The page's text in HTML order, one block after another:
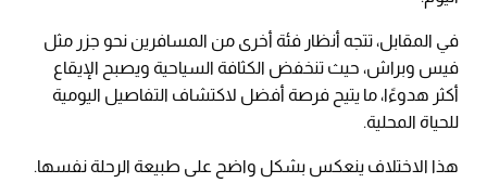
في المقابل، تتجه أنظار فئة أخرى من المسافرين نحو جزر مثل
فيس وبراش، حيث تنخفض الكثافة السياحية ويصبح الإيقاع
أكثر هدوءًا، ما يتيح فرصة أفضل لاكتشاف التفاصيل اليومية
للحياة المحلية.
هذا الاختلاف ينعكس بشكل واضح على طبيعة الرحلة نفسها.